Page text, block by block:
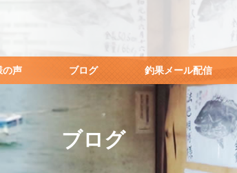
の声 ブログ 釣果メール配信
ブログ